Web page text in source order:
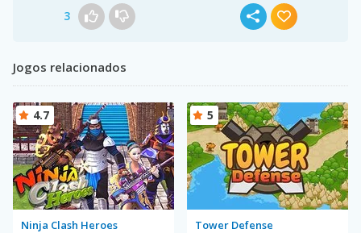
3
Jogos relacionados
Ninja Clash Heroes
4.7
Tower Defense
5